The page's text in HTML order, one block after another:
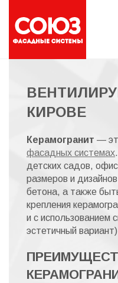
КИРОВЕ
Керамогранит —
фасадных системах
детских садов,
размеров и
бетона, а также
крепления
и с использованием
эстетичный